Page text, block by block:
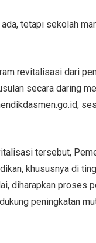
tetapi sekolah
revitalisasi dari
secara daring
tersebut,
khususnya di
diharapkan proses
peningkatan